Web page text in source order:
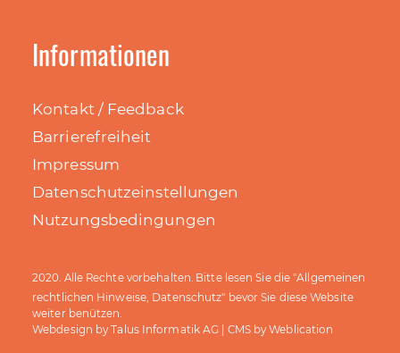
Informationen
Kontakt / Feedback
Barrierefreiheit
Impressum
Datenschutzeinstellungen
Nutzungsbedingungen
2020. Alle Rechte vorbehalten. Bitte lesen Sie die "Allgemeinen
rechtlichen Hinweise, Datenschutz" bevor Sie diese Website
weiter benützen.
Webdesign byTalus Informatik AG | CMS byWeblication